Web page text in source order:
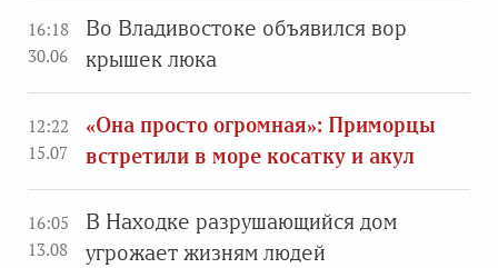
16:18
30.06
Во Владивостоке объявился вор
крышек люка
12:22
15.07
«Она просто огромная»: Приморцы
встретили в море косатку и акул
16:05
13.08
В Находке разрушающийся дом
угрожает жизням людей